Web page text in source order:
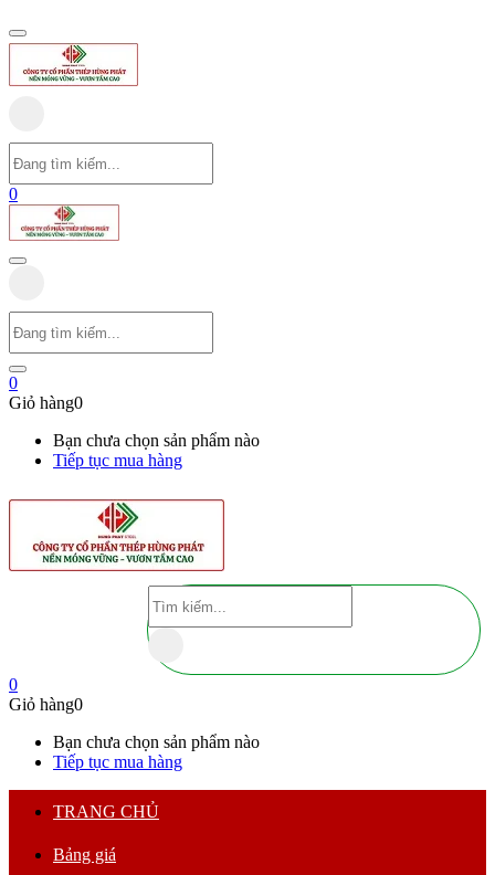
0
0
Giỏ hàng0
Bạn chưa chọn sản phẩm nào
Tiếp tục mua hàng
0
Giỏ hàng0
Bạn chưa chọn sản phẩm nào
Tiếp tục mua hàng
TRANG CHỦ
Bảng giá